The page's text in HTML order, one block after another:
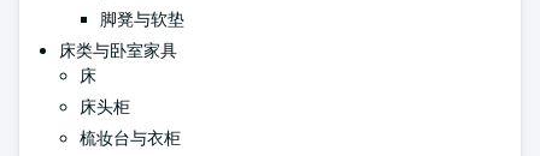
脚凳与软垫
床类与卧室家具
床
床头柜
梳妆台与衣柜